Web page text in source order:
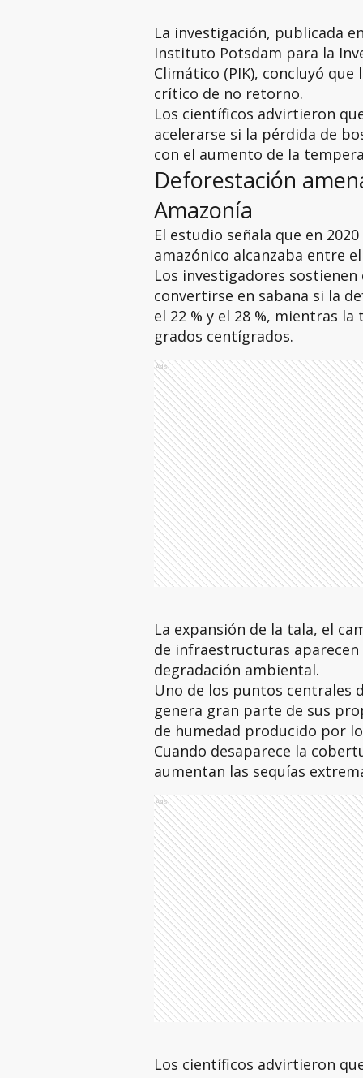
La investigación, publicada
Instituto Potsdam para la
Climático (PIK), concluyó
crítico de no retorno.
Los científicos advirtieron
acelerarse si la pérdida de
con el aumento de la
Deforestación
Amazonía
El estudio señala que en
amazónico alcanzaba entre
Los investigadores
convertirse en sabana si la
el 22 % y el 28 %, mientras
grados centígrados.
Ads
La expansión de la tala, el
de infraestructuras
degradación ambiental.
Uno de los puntos centrales
genera gran parte de sus
de humedad producido por
Cuando desaparece la
aumentan las sequías
Ads
Los científicos advirtieron